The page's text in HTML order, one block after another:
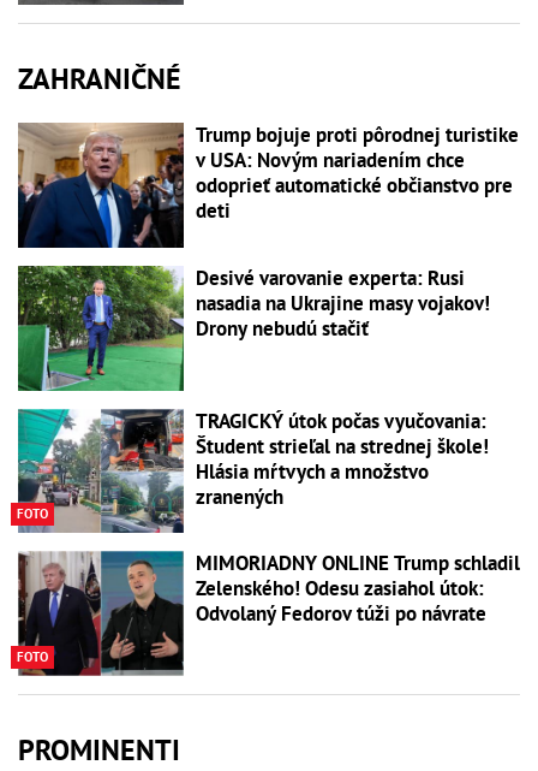
ZAHRANIČNÉ
Trump bojuje proti pôrodnej turistike
v USA: Novým nariadením chce
odoprieť automatické občianstvo pre
deti
Desivé varovanie experta: Rusi
nasadia na Ukrajine masy vojakov!
Drony nebudú stačiť
FOTO
TRAGICKÝ útok počas vyučovania:
Študent strieľal na strednej škole!
Hlásia mŕtvych a množstvo
zranených
FOTO
MIMORIADNY ONLINE Trump schladil
Zelenského! Odesu zasiahol útok:
Odvolaný Fedorov túži po návrate
PROMINENTI